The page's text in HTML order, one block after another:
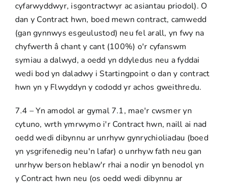
cyfarwyddwyr, isgontractwyr ac asiantau priodol). O
dan y Contract hwn, boed mewn contract, camwedd
(gan gynnwys esgeulustod) neu fel arall, yn fwy na
chyfwerth â chant y cant (100%) o'r cyfanswm
symiau a dalwyd, a oedd yn ddyledus neu a fyddai
wedi bod yn daladwy i Startingpoint o dan y contract
hwn yn y Flwyddyn y cododd yr achos gweithredu.
7.4 – Yn amodol ar gymal 7.1, mae'r cwsmer yn
cytuno, wrth ymrwymo i'r Contract hwn, naill ai nad
oedd wedi dibynnu ar unrhyw gynrychioliadau (boed
yn ysgrifenedig neu'n lafar) o unrhyw fath neu gan
unrhyw berson heblaw'r rhai a nodir yn benodol yn
y Contract hwn neu (os oedd wedi dibynnu ar